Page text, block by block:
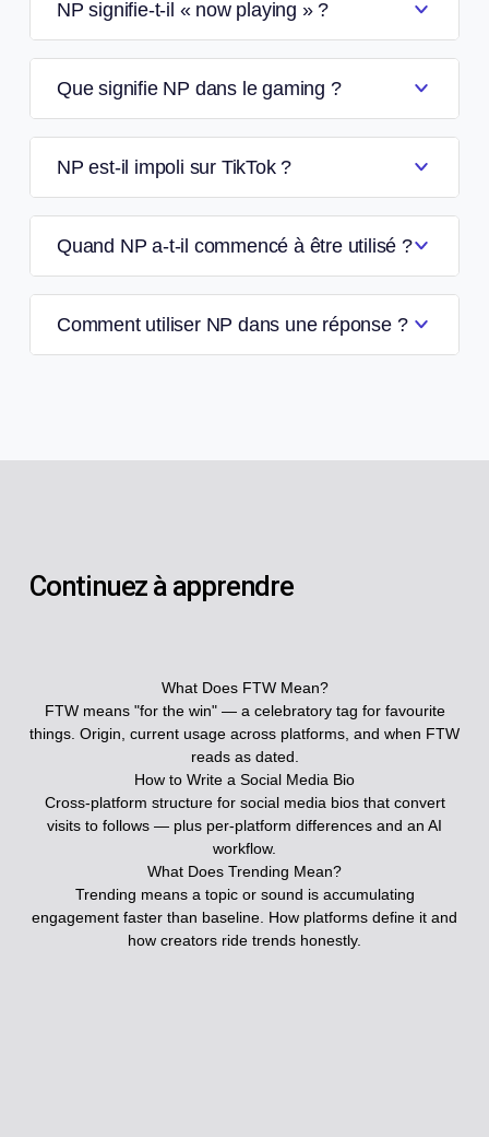
NP signifie-t-il « now playing » ?
Que signifie NP dans le gaming ?
NP est-il impoli sur TikTok ?
Quand NP a-t-il commencé à être utilisé ?
Comment utiliser NP dans une réponse ?
Continuez à apprendre
What Does FTW Mean?
FTW means "for the win" — a celebratory tag for favourite
things. Origin, current usage across platforms, and when FTW
reads as dated.
How to Write a Social Media Bio
Cross-platform structure for social media bios that convert
visits to follows — plus per-platform differences and an AI
workflow.
What Does Trending Mean?
Trending means a topic or sound is accumulating
engagement faster than baseline. How platforms define it and
how creators ride trends honestly.